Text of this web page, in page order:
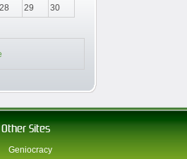
28 29
30
Other Sites
Geniocracy